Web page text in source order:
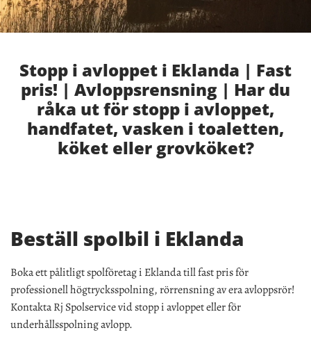
Stopp i avloppet i Eklanda | Fast
pris! | Avloppsrensning | Har du
råka ut för stopp i avloppet,
handfatet, vasken i toaletten,
köket eller grovköket?
Beställ spolbil i Eklanda
Boka ett pålitligt spolföretag i Eklanda till fast pris för
professionell högtrycksspolning, rörrensning av era avloppsrör!
Kontakta Rj Spolservice vid stopp i avloppet eller för
underhållsspolning avlopp.